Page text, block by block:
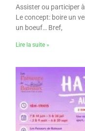
Assister ou participer
Le concept: boire un
un boeuf… Bref,
Lire la suite »